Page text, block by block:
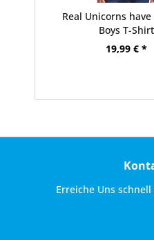
Real Unicorns
Boys T-Shirt
19,99 € *
Erreiche Uns